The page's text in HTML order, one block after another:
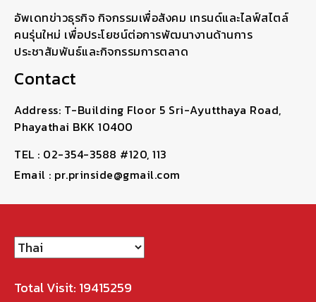
อัพเดทข่าวธุรกิจ กิจกรรมเพื่อสังคม เทรนด์และไลฟ์สไตล์
คนรุ่นใหม่ เพื่อประโยชน์ต่อการพัฒนางานด้านการ
ประชาสัมพันธ์และกิจกรรมการตลาด
Contact
Address: T-Building Floor 5 Sri-Ayutthaya Road,
Phayathai BKK 10400
TEL : 02-354-3588 #120, 113
Email : pr.prinside@gmail.com
Total Visit: 19415259